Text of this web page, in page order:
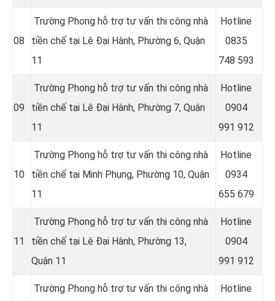
08
Trường Phong hỗ trợ tư vấn thi công nhà
tiền chế tại Lê Đại Hành, Phường 6, Quận
11
Hotline
0835
748 593
09
Trường Phong hỗ trợ tư vấn thi công nhà
tiền chế tại Lê Đại Hành, Phường 7, Quận
11
Hotline
0904
991 912
10
Trường Phong hỗ trợ tư vấn thi công nhà
tiền chế tại Minh Phụng, Phường 10, Quận
11
Hotline
0934
655 679
11
Trường Phong hỗ trợ tư vấn thi công nhà
tiền chế tại Lê Đại Hành, Phường 13,
Quận 11
Hotline
0904
991 912
Trường Phong hỗ trợ tư vấn thi công nhà
Hotline